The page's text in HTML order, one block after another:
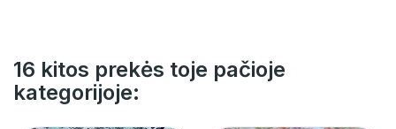
16 kitos prekės toje pačioje
kategorijoje: